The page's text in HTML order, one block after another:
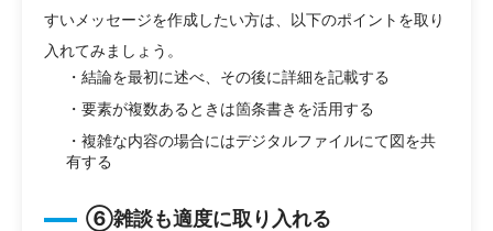
すいメッセージを作成したい方は、以下のポイントを取り
入れてみましょう。
・結論を最初に述べ、その後に詳細を記載する
・要素が複数あるときは箇条書きを活用する
・複雑な内容の場合にはデジタルファイルにて図を共
有する
⑥雑談も適度に取り入れる